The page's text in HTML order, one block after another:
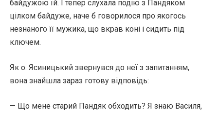
байдужою їй. І тепер слухала подію з Пандяком
цілком байдуже, наче б говорилося про якогось
незнаного її мужика, що вкрав коні і сидить під
ключем.
Як о. Ясиницький звернувся до неї з запитанням,
вона знайшла зараз готову відповідь:
— Що мене старий Пандяк обходить? Я знаю Василя,